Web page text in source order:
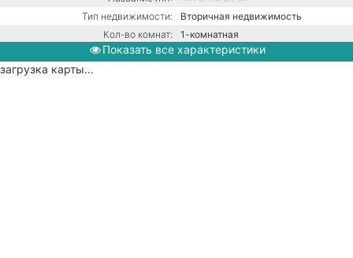
Тип недвижимости:
Вторичная недвижимость
Кол-во комнат:
1-комнатная
Тип дома:
Монолитно-блочное
Показать все характеристики
загрузка карты...